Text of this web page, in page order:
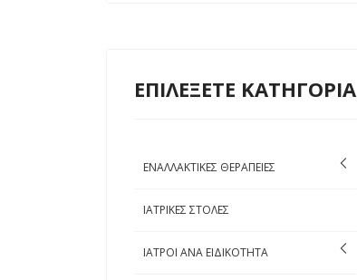
ΕΠΙΛΕΞΕΤΕ ΚΑΤΗΓΟΡΙΑ
ΕΝΑΛΛΑΚΤΙΚΕΣ ΘΕΡΑΠΕΙΕΣ
ΙΑΤΡΙΚΕΣ ΣΤΟΛΕΣ
ΙΑΤΡΟΙ ΑΝΑ ΕΙΔΙΚΟΤΗΤΑ